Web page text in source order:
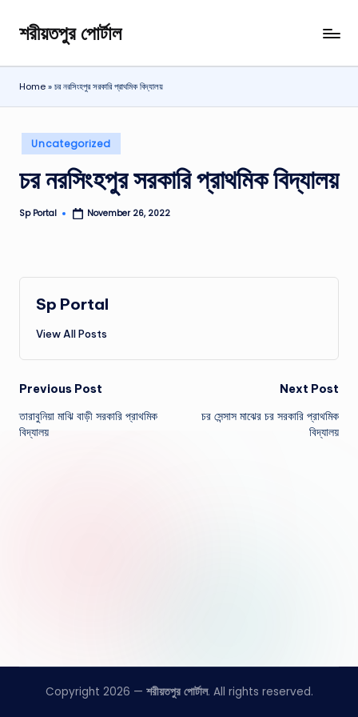
Skip
content
শরীয়তপুর পোর্টাল
শরীয়তপুর
জেলা
বিষয়ক
পোর্টাল
Home»চর নরসিংহপুর সরকারি প্রাথমিক বিদ্যালয়
Posted
in
Uncategorized
চর নরসিংহপুর সরকারি প্রাথমিক বিদ্যালয়
Posted
Sp Portal November 26, 2022
Sp Portal
View All Posts
Post
navigation
Previous Post
তারাবুনিয়া মাঝি বাড়ী সরকারি প্রাথমিক
বিদ্যালয়
Next Post
চর সেন্সাস মাঝের চর সরকারি প্রাথমিক
বিদ্যালয়
Copyright 2026 — শরীয়তপুর পোর্টাল. All rights reserved.